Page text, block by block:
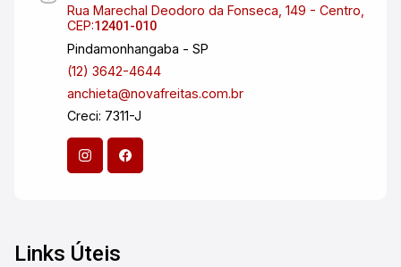
Rua Marechal Deodoro da Fonseca, 149 - Centro,
CEP:12401-010
Pindamonhangaba - SP
(12) 3642-4644
anchieta@novafreitas.com.br
Creci: 7311-J
Links Úteis